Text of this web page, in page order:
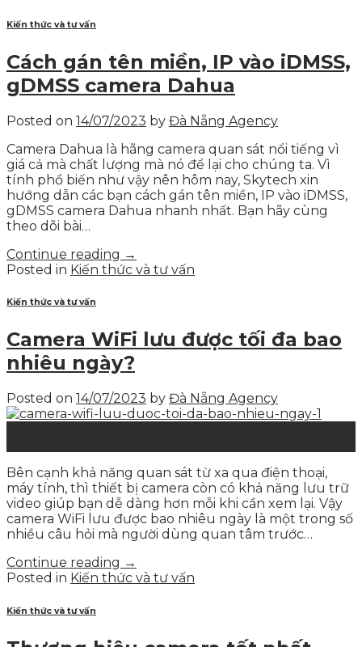
Kiến thức và tư vấn
Cách gán tên miền, IP vào iDMSS,
gDMSS camera Dahua
Posted on 14/07/2023 by Đà Nẵng Agency
Camera Dahua là hãng camera quan sát nổi tiếng vì
giá cả mà chất lượng mà nó để lại cho chúng ta. Vì
tính phổ biến như vậy nên hôm nay, Skytech xin
hướng dẫn các bạn cách gán tên miền, IP vào iDMSS,
gDMSS camera Dahua nhanh nhất. Bạn hãy cùng
theo dõi bài…
Continue reading →
Posted in Kiến thức và tư vấn
Kiến thức và tư vấn
Camera WiFi lưu được tối đa bao
nhiêu ngày?
Posted on 14/07/2023 by Đà Nẵng Agency
Bên cạnh khả năng quan sát từ xa qua điện thoại,
máy tính, thì thiết bị camera còn có khả năng lưu trữ
video giúp bạn dễ dàng hơn mỗi khi cần xem lại. Vậy
camera WiFi lưu được bao nhiêu ngày là một trong số
nhiều câu hỏi mà người dùng quan tâm trước…
Continue reading →
Posted in Kiến thức và tư vấn
Kiến thức và tư vấn